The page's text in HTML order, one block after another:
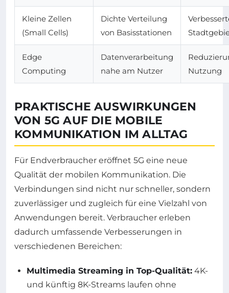
Kleine Zellen
(Small Cells)
Dichte Verteilung
von Basisstationen
Edge
Computing
Datenverarbeitung
nahe am Nutzer
Nutzung
PRAKTISCHE AUSWIRKUNGEN
VON 5G AUF DIE MOBILE
KOMMUNIKATION IM ALLTAG
Für Endverbraucher eröffnet 5G eine neue
Qualität der mobilen Kommunikation. Die
Verbindungen sind nicht nur schneller, sondern
zuverlässiger und zugleich für eine Vielzahl von
Anwendungen bereit. Verbraucher erleben
dadurch umfassende Verbesserungen in
verschiedenen Bereichen:
Multimedia Streaming in Top-Qualität: 4K-
und künftig 8K-Streams laufen ohne